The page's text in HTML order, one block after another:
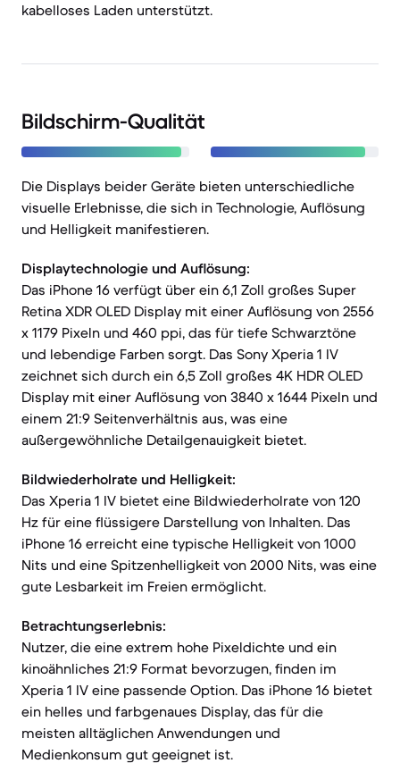
kabelloses Laden unterstützt.
Bildschirm-Qualität
Die Displays beider Geräte bieten unterschiedliche
visuelle Erlebnisse, die sich in Technologie, Auflösung
und Helligkeit manifestieren.
Displaytechnologie und Auflösung:
Das iPhone 16 verfügt über ein 6,1 Zoll großes Super
Retina XDR OLED Display mit einer Auflösung von 2556
x 1179 Pixeln und 460 ppi, das für tiefe Schwarztöne
und lebendige Farben sorgt. Das Sony Xperia 1 IV
zeichnet sich durch ein 6,5 Zoll großes 4K HDR OLED
Display mit einer Auflösung von 3840 x 1644 Pixeln und
einem 21:9 Seitenverhältnis aus, was eine
außergewöhnliche Detailgenauigkeit bietet.
Bildwiederholrate und Helligkeit:
Das Xperia 1 IV bietet eine Bildwiederholrate von 120
Hz für eine flüssigere Darstellung von Inhalten. Das
iPhone 16 erreicht eine typische Helligkeit von 1000
Nits und eine Spitzenhelligkeit von 2000 Nits, was eine
gute Lesbarkeit im Freien ermöglicht.
Betrachtungserlebnis:
Nutzer, die eine extrem hohe Pixeldichte und ein
kinoähnliches 21:9 Format bevorzugen, finden im
Xperia 1 IV eine passende Option. Das iPhone 16 bietet
ein helles und farbgenaues Display, das für die
meisten alltäglichen Anwendungen und
Medienkonsum gut geeignet ist.